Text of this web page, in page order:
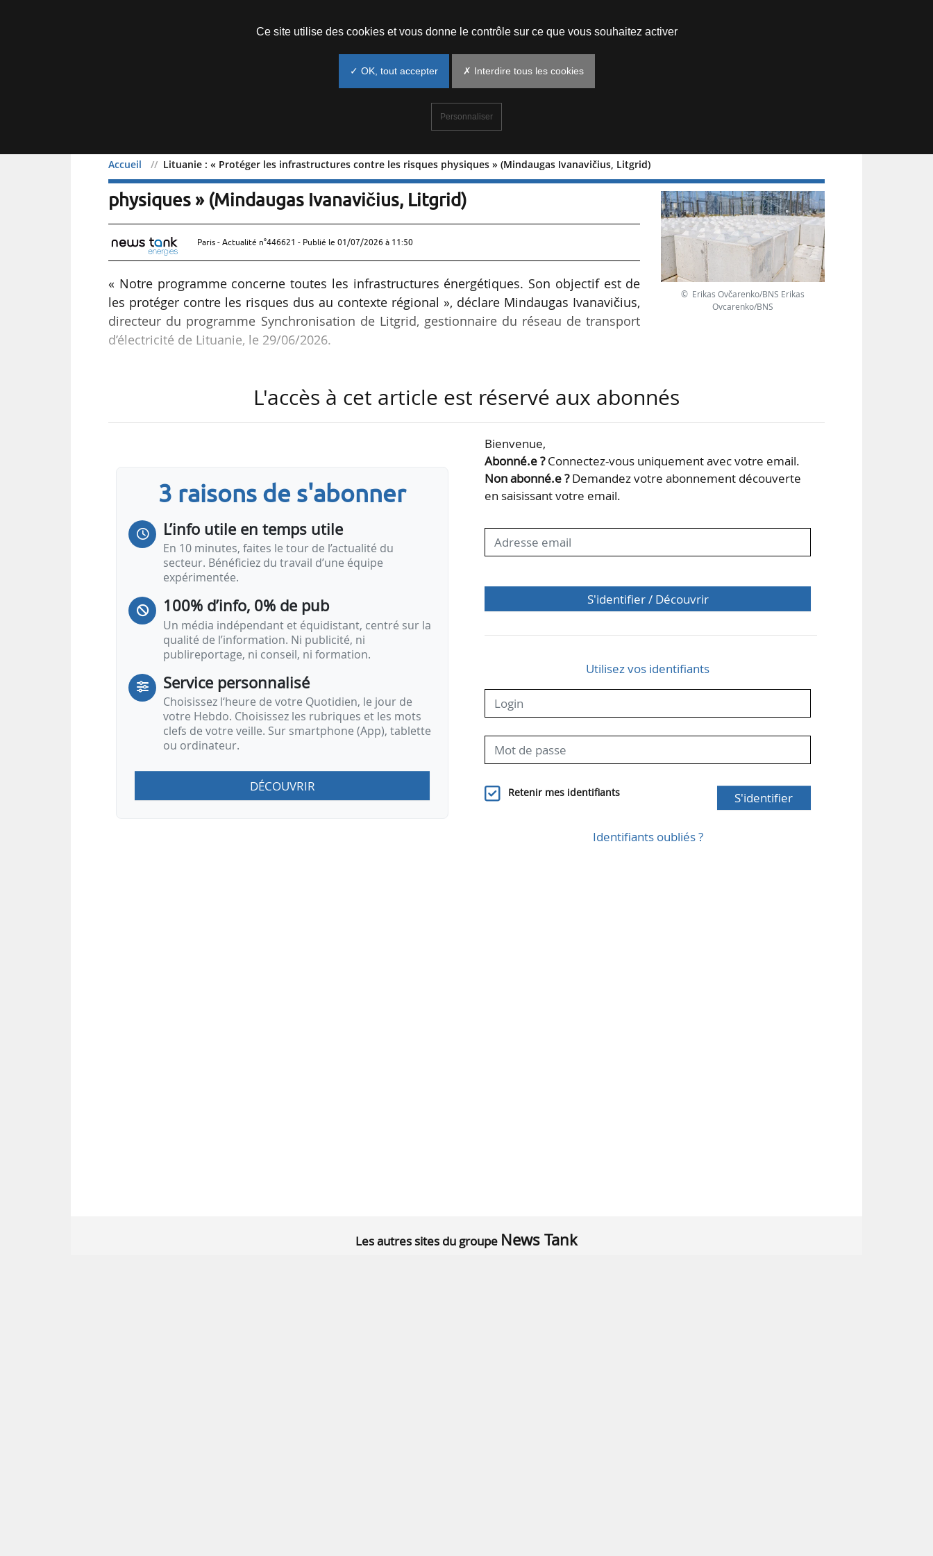
Accueil Lituanie : « Protéger les infrastructures contre les risques physiques » (Mindaugas Ivanavičius, Litgrid)
Lituanie : « Protéger les infrastructures contre les risques
physiques » (Mindaugas Ivanavičius, Litgrid)
Paris - Actualité n°446621 - Publié le 01/07/2026 à 11:50
« Notre programme concerne toutes les infrastructures énergétiques. Son objectif est de
les protéger contre les risques dus au contexte régional », déclare Mindaugas Ivanavičius,
directeur du programme Synchronisation de Litgrid, gestionnaire du réseau de transport
d’électricité de Lituanie, le 29/06/2026.
2024, pour les protéger des risques face accrus lié au contexte régional. Le programme est
Il est financé à hauteur de 150 M€. Les actions portent notamment sur la protection
physique, les stocks d’équipements, les capacités de réparation, les plans de reprise, les
drones, la cybersécurité et la coopération institutionnelle et régionale.
« La perception du…
© Erikas Ovčarenko/BNS Erikas
Ovcarenko/BNS
L'accès à cet article est réservé aux abonnés
3 raisons de s'abonner
L’info utile en temps utile
En 10 minutes, faites le tour de l’actualité du
secteur. Bénéficiez du travail d’une équipe
expérimentée.
100% d’info, 0% de pub
Un média indépendant et équidistant, centré sur la
qualité de l’information. Ni publicité, ni
publireportage, ni conseil, ni formation.
Service personnalisé
Choisissez l‘heure de votre Quotidien, le jour de
votre Hebdo. Choisissez les rubriques et les mots
clefs de votre veille. Sur smartphone (App), tablette
ou ordinateur.
DÉCOUVRIR
Bienvenue,
Abonné.e ?Connectez-vous uniquement avec votre email.
Non abonné.e ?Demandez votre abonnement découverte
en saisissant votre email.
S'identifier / Découvrir
Utilisez vos identifiants
Retenir mes identifiants S'identifier
Identifiants oubliés ?
Les autres sites du groupe News Tank
Ce site utilise des cookies et vous donne le contrôle sur ce que vous souhaitez activer
✓ OK, tout accepter ✗ Interdire tous les cookies
Personnaliser